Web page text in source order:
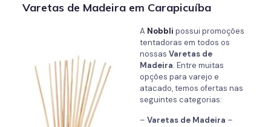
Varetas de Madeira em Carapicuíba
A Nobbli possui promoções
tentadoras em todos os
nossas Varetas de
Madeira. Entre muitas
opções para varejo e
atacado, temos ofertas nas
seguintes categorias:
– Varetas de Madeira –